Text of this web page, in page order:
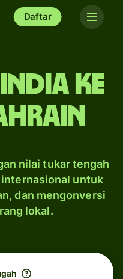
Daftar
ke
nilai tukar tengah
internasional untuk
dan mengonversi
lokal.